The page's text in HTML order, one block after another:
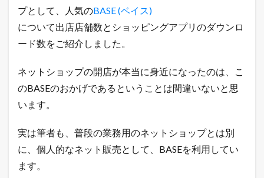
プとして、人気のBASE (ベイス)
について出店店舗数とショッピングアプリのダウンロ
ード数をご紹介しました。
ネットショップの開店が本当に身近になったのは、こ
のBASEのおかげであるということは間違いないと思
います。
実は筆者も、普段の業務用のネットショップとは別
に、個人的なネット販売として、BASEを利用してい
ます。